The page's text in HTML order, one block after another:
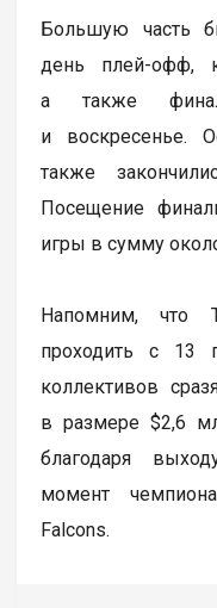
Большую часть
день плей-офф,
а также
и воскресенье.
также
Посещение
игры в сумму
Напомним, что
проходить с 13
коллективов
в размере $2,6
благодаря
момент
Falcons.